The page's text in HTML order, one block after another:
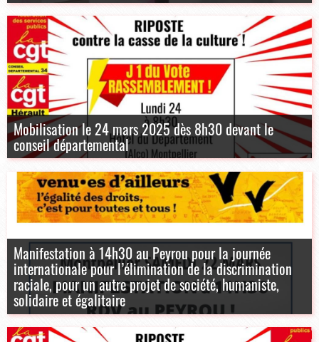
Mobilisation le 24 mars 2025 dès 8h30 devant le
conseil départemental
Manifestation à 14h30 au Peyrou pour la journée
internationale pour l’élimination de la discrimination
raciale, pour un autre projet de société, humaniste,
solidaire et égalitaire